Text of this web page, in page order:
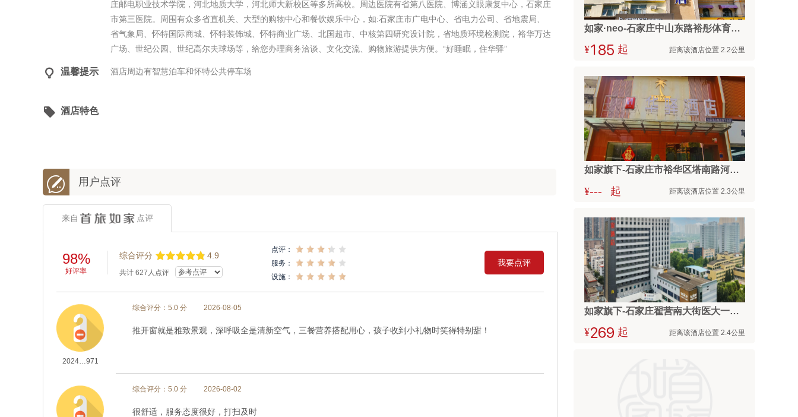
庄邮电职业技术学院，河北地质大学，河北师大新校区等多所高校。周边医院有省第八医院、博涵义眼康复中心，石家庄
市第三医院。周围有众多省直机关、大型的购物中心和餐饮娱乐中心，如:石家庄市广电中心、省电力公司、省地震局、
省气象局、怀特国际商城、怀特装饰城、怀特商业广场、北国超市、中核第四研究设计院，省地质环境检测院，裕华万达
广场、世纪公园、世纪高尔夫球场等，给您办理商务洽谈、文化交流、购物旅游提供方便。“好睡眠，住华驿”
 温馨提示 酒店周边有智慧泊车和怀特公共停车场
 酒店特色
 用户点评
来自 点评
98%
好评率
综合评分 4.9
共计 627 人点评
点评：
服务：
设施：
我要点评
2024…971
综合评分：5.0 分 2026-08-05
推开窗就是雅致景观，深呼吸全是清新空气，三餐营养搭配用心，孩子收到小礼物时笑得特别甜！
综合评分：5.0 分 2026-08-02
很舒适，服务态度很好，打扫及时
如家·neo-石家庄中山东路裕彤体育中心店
¥  起 距离该酒店位置 2.2公里
如家旗下-石家庄市裕华区塔南路河北师大北门华驿酒店
¥--- 起 距离该酒店位置 2.3公里
如家旗下-石家庄翟营南大街医大一院华驿精选酒店
¥ 起 距离该酒店位置 2.4公里